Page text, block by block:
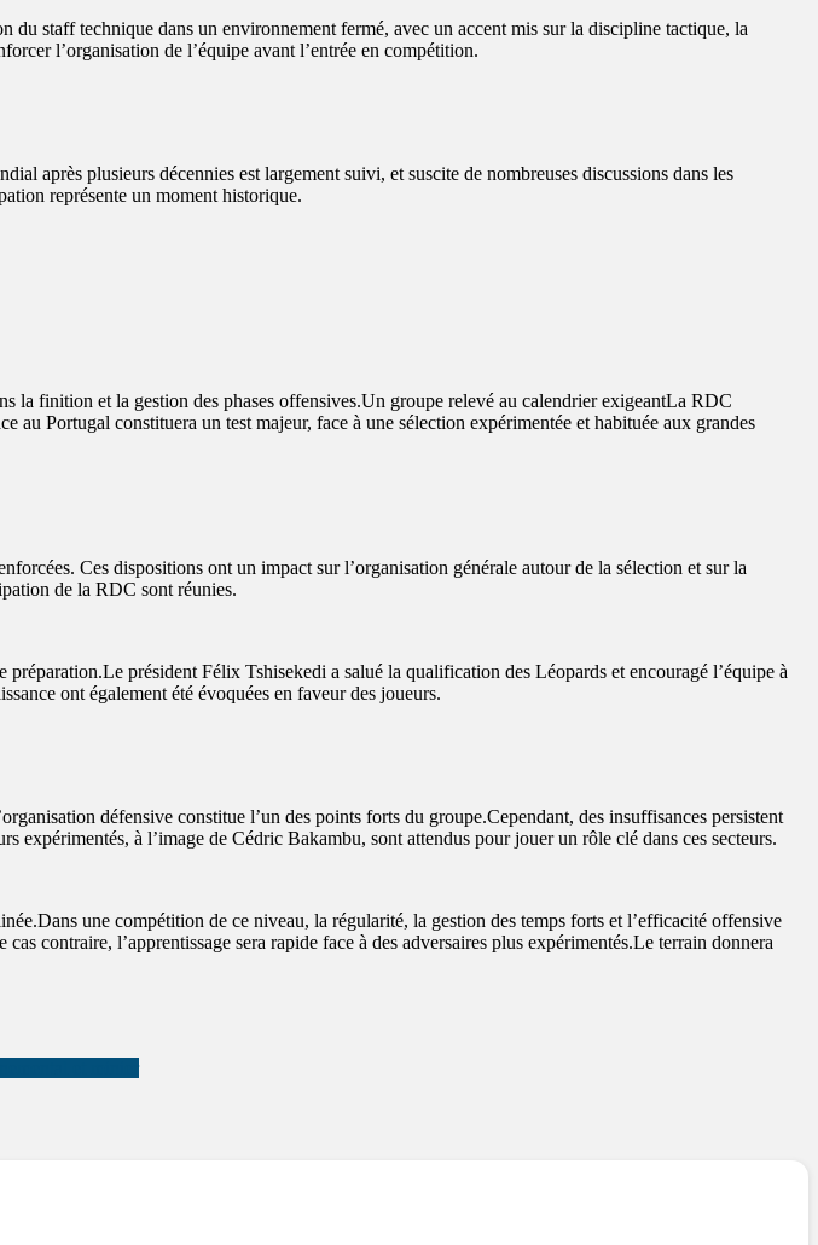
du staff technique dans un environnement fermé, avec un accent mis sur la discipline tactique, la
l’organisation de l’équipe avant l’entrée en compétition.
après plusieurs décennies est largement suivi, et suscite de nombreuses discussions dans les
représente un moment historique.
la finition et la gestion des phases offensives.Un groupe relevé au calendrier exigeantLa RDC
Portugal constituera un test majeur, face à une sélection expérimentée et habituée aux grandes
Ces dispositions ont un impact sur l’organisation générale autour de la sélection et sur la
de la RDC sont réunies.
président Félix Tshisekedi a salué la qualification des Léopards et encouragé l’équipe à
ont également été évoquées en faveur des joueurs.
défensive constitue l’un des points forts du groupe.Cependant, des insuffisances persistent
expérimentés, à l’image de Cédric Bakambu, sont attendus pour jouer un rôle clé dans ces secteurs.
une compétition de ce niveau, la régularité, la gestion des temps forts et l’efficacité offensive
contraire, l’apprentissage sera rapide face à des adversaires plus expérimentés.Le terrain donnera